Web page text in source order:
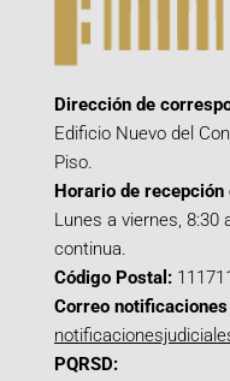
Dirección de
Edificio Nuevo del
Piso.
Horario de
Lunes a viernes, 8:30
continua.
Código Postal: 111711
Correo
PQRSD: